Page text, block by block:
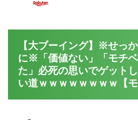
【大ブーイング】※せっ
に※「価値ない」「モチ
た」必死の思いでゲット
い道ｗｗｗｗｗｗｗｗ【モ